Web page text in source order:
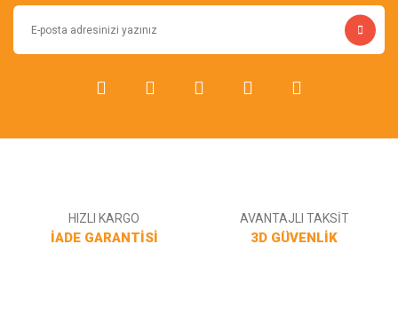
HIZLI KARGO
İADE GARANTİSİ
AVANTAJLI TAKSİT
3D GÜVENLİK